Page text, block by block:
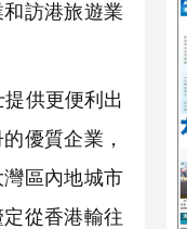
訪港旅遊業
供更便利出
優質企業，
區內地城市
從香港輸往